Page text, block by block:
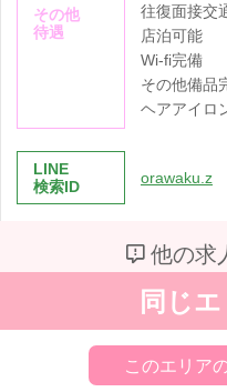
その他
待遇
往復面接交
店泊可能
Wi-fi完備
その他備品
ヘアアイロ
LINE
検索ID
orawaku.z
他の求
同じ
このエリア